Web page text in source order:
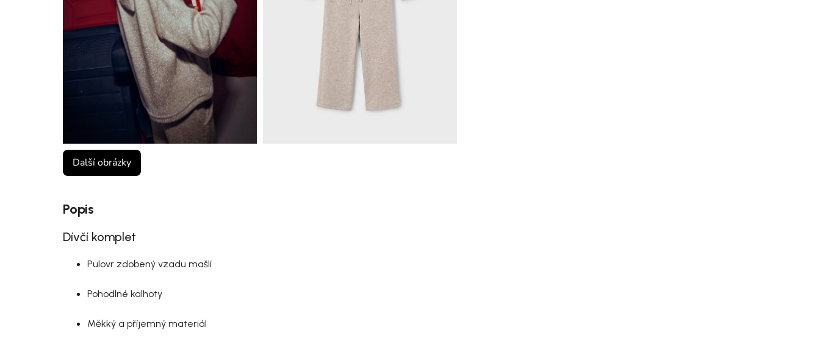
Další obrázky
Popis
Dívčí komplet
Pulovr zdobený vzadu mašlí
Pohodlné kalhoty
Měkký a příjemný materiál